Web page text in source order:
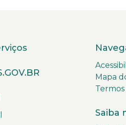
Mapa
Saiba